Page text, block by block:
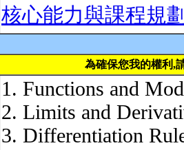
核心能力與課程規
為確保您我的權利,
1. Functions and
2. Limits and
3. Differentiation